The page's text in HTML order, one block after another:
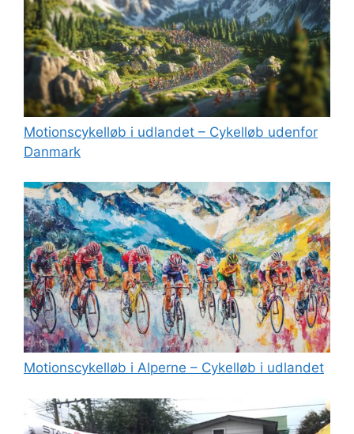
Motionscykelløb i udlandet – Cykelløb udenfor
Danmark
Motionscykelløb i Alperne – Cykelløb i udlandet